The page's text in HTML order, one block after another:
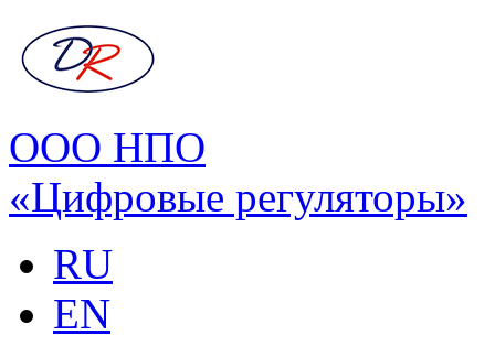
ООО НПО
«Цифровые регуляторы»
RU
EN